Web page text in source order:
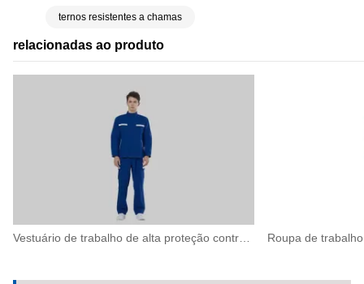
relacionadas ao produto
ternos resistentes a chamas